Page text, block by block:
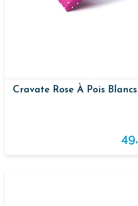
Cravate Rose À Pois Blancs
49,